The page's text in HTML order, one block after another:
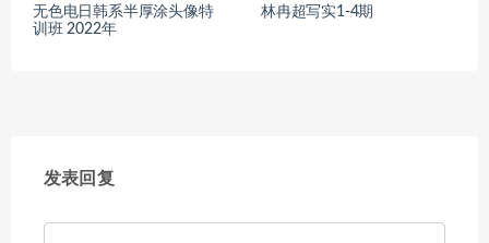
无色电日韩系半厚涂头像特
训班 2022年
林冉超写实1-4期
发表回复